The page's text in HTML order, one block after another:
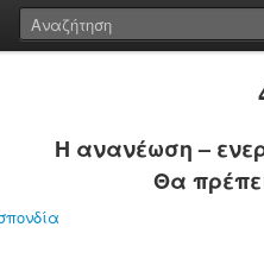
Η ανανέωση –
Θα